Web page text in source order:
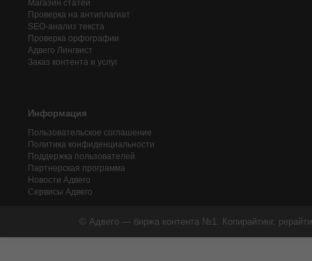
Магазин статей
Проверка на антиплагиат
SEO-анализ текста
Проверка орфографии
Адвего Лингвист
Заказ контента и услуг
Информация
Пользовательское соглашение
Политика конфиденциальности
Поддержка пользователей
Партнерская программа
Новости Адвего
Сервисы Адвего
© Адвего — биржа контента №1. Копирайтинг,